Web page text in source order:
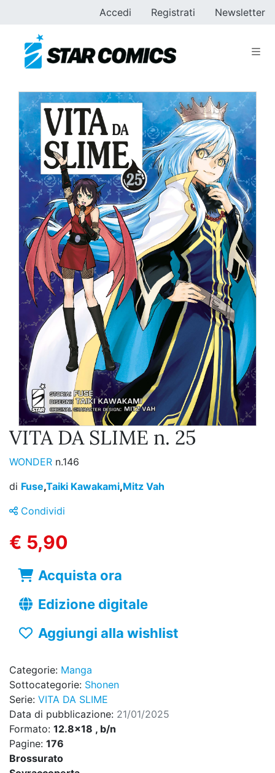
Accedi Registrati Newsletter
VITA DA SLIME n. 25
WONDER n.146
di Fuse,Taiki Kawakami,Mitz Vah
Condividi
€ 5,90
Acquista ora
Edizione digitale
Aggiungi alla wishlist
Categorie: Manga
Sottocategorie: Shonen
Serie: VITA DA SLIME
Data di pubblicazione: 21/01/2025
Formato: 12.8x18 , b/n
Pagine: 176
Brossurato